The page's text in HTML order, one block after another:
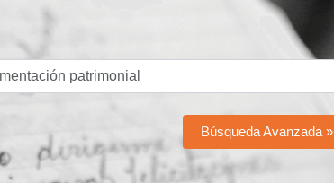
Búsqueda Avanzada »